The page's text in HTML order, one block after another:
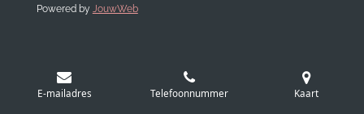
Powered by JouwWeb
E-mailadres Telefoonnummer Kaart